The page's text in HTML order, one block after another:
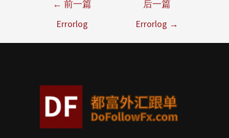
← 前一篇
Errorlog
后一篇
Errorlog →